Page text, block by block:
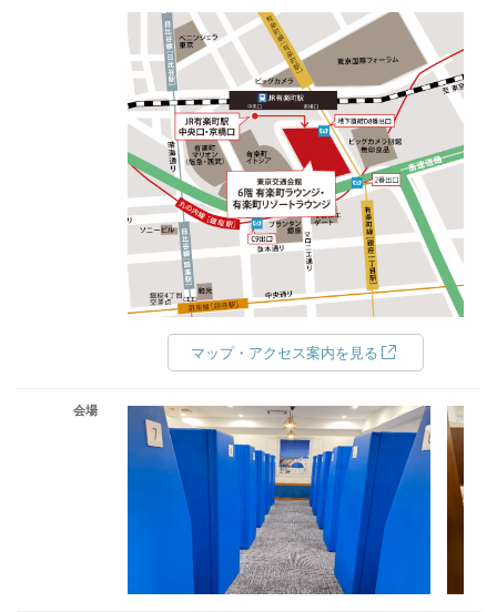
マップ・アクセス案内を見る
会場